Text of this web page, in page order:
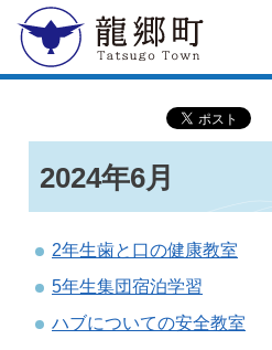
龍郷町
2024年6月
2年生歯と口の健康教室
5年生集団宿泊学習
ハブについての安全教室